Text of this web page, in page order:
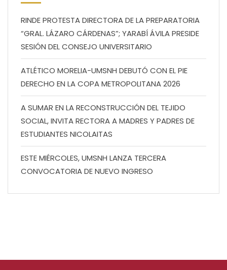
RINDE PROTESTA DIRECTORA DE LA PREPARATORIA
“GRAL. LÁZARO CÁRDENAS”; YARABÍ ÁVILA PRESIDE
SESIÓN DEL CONSEJO UNIVERSITARIO
ATLÉTICO MORELIA-UMSNH DEBUTÓ CON EL PIE
DERECHO EN LA COPA METROPOLITANA 2026
A SUMAR EN LA RECONSTRUCCIÓN DEL TEJIDO
SOCIAL, INVITA RECTORA A MADRES Y PADRES DE
ESTUDIANTES NICOLAITAS
ESTE MIÉRCOLES, UMSNH LANZA TERCERA
CONVOCATORIA DE NUEVO INGRESO